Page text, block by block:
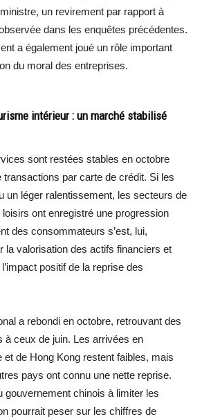
un revirement par rapport à
dans les enquêtes précédentes.
a également joué un rôle important
du moral des entreprises.
intérieur : un marché stabilisé
sont restées stables en octobre
transactions par carte de crédit. Si les
un léger ralentissement, les secteurs de
loisirs ont enregistré une progression
des consommateurs s’est, lui,
la valorisation des actifs financiers et
positif de la reprise des
a rebondi en octobre, retrouvant des
à ceux de juin. Les arrivées en
et de Hong Kong restent faibles, mais
pays ont connu une nette reprise.
gouvernement chinois à limiter les
pourrait peser sur les chiffres de